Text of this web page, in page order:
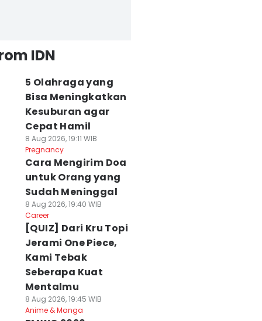
IDN
5 Olahraga yang
Bisa Meningkatkan
Kesuburan agar
Cepat Hamil
8 Aug 2026, 19:11 WIB
Pregnancy
Cara Mengirim Doa
untuk Orang yang
Sudah Meninggal
8 Aug 2026, 19:40 WIB
Career
[QUIZ] Dari Kru Topi
Jerami One Piece,
Kami Tebak
Seberapa Kuat
Mentalmu
8 Aug 2026, 19:45 WIB
Anime & Manga